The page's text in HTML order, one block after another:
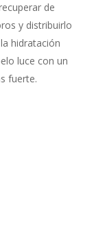
de
y distribuirlo
hidratación
luce con un
fuerte.